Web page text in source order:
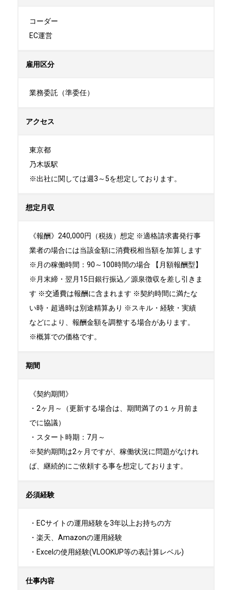
コーダー
EC運営
雇用区分
業務委託（準委任）
アクセス
東京都
乃木坂駅
※出社に関しては週3～5を想定しております。
想定月収
《報酬》240,000円（税抜）想定 ※適格請求書発行事
業者の場合には当該金額に消費税相当額を加算します
※月の稼働時間：90～100時間の場合 【月額報酬型】
※月末締・翌月15日銀行振込／源泉徴収を差し引きま
す ※交通費は報酬に含まれます ※契約時間に満たな
い時・超過時は別途精算あり ※スキル・経験・実績
などにより、報酬金額を調整する場合があります。
※概算での価格です。
期間
《契約期間》
・2ヶ月～（更新する場合は、期間満了の１ヶ月前ま
でに協議）
・スタート時期：7月～
※契約期間は2ヶ月ですが、稼働状況に問題がなけれ
ば、継続的にご依頼する事を想定しております。
必須経験
・ECサイトの運用経験を3年以上お持ちの方
・楽天、Amazonの運用経験
・Excelの使用経験(VLOOKUP等の表計算レベル)
仕事内容